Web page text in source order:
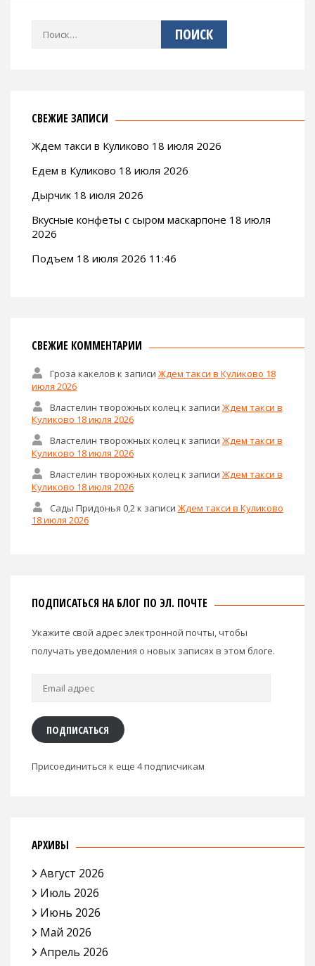
Найти:
СВЕЖИЕ ЗАПИСИ
Ждем такси в Куликово 18 июля 2026
Едем в Куликово 18 июля 2026
Дырчик 18 июля 2026
Вкусные конфеты с сыром маскарпоне 18 июля
2026
Подъем 18 июля 2026 11:46
СВЕЖИЕ КОММЕНТАРИИ
Гроза какелов к записи Ждем такси в Куликово 18
июля 2026
Властелин творожных колец к записи Ждем такси в
Куликово 18 июля 2026
Властелин творожных колецк записи Ждем такси в
Куликово 18 июля 2026
Властелин творожных колец к записи Ждем такси в
Куликово 18 июля 2026
Сады Придонья 0,2 к записи Ждем такси в Куликово
18 июля 2026
ПОДПИСАТЬСЯ НА БЛОГ ПО ЭЛ. ПОЧТЕ
Укажите свой адрес электронной почты, чтобы
получать уведомления о новых записях в этом блоге.
Email
ПОДПИСАТЬСЯ
Присоединиться к еще 4 подписчикам
АРХИВЫ
Август 2026
Июль 2026
Июнь 2026
Май 2026
Апрель 2026